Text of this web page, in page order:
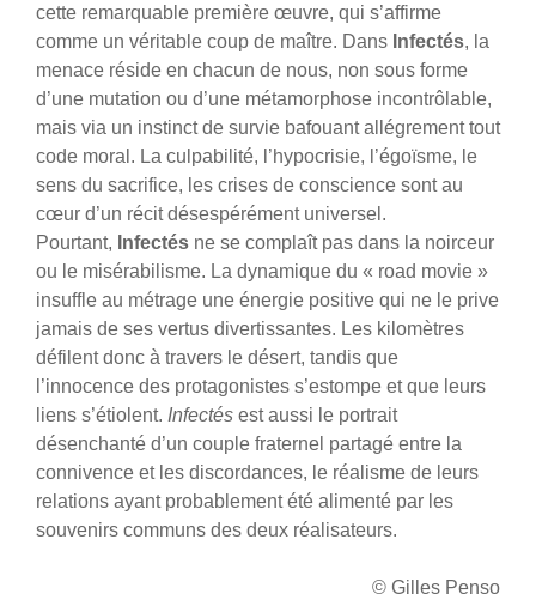
cette remarquable première œuvre, qui s’affirme
comme un véritable coup de maître. Dans Infectés, la
menace réside en chacun de nous, non sous forme
d’une mutation ou d’une métamorphose incontrôlable,
mais via un instinct de survie bafouant allégrement tout
code moral. La culpabilité, l’hypocrisie, l’égoïsme, le
sens du sacrifice, les crises de conscience sont au
cœur d’un récit désespérément universel.
Pourtant, Infectés ne se complaît pas dans la noirceur
ou le misérabilisme. La dynamique du « road movie »
insuffle au métrage une énergie positive qui ne le prive
jamais de ses vertus divertissantes. Les kilomètres
défilent donc à travers le désert, tandis que
l’innocence des protagonistes s’estompe et que leurs
liens s’étiolent. Infectés est aussi le portrait
désenchanté d’un couple fraternel partagé entre la
connivence et les discordances, le réalisme de leurs
relations ayant probablement été alimenté par les
souvenirs communs des deux réalisateurs.
© Gilles Penso